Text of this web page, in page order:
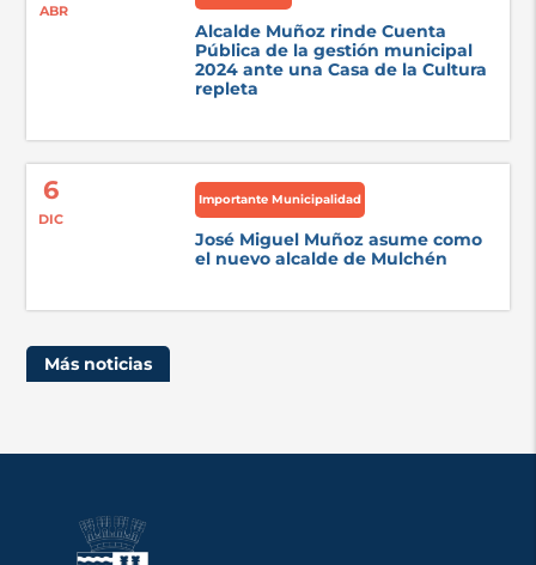
ABR
Alcalde Muñoz rinde Cuenta
Pública de la gestión municipal
2024 ante una Casa de la Cultura
repleta
6
DIC
Importante Municipalidad
José Miguel Muñoz asume como
el nuevo alcalde de Mulchén
Más noticias